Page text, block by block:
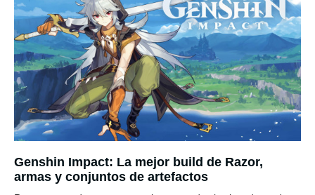
Genshin Impact: La mejor build de Razor,
armas y conjuntos de artefactos